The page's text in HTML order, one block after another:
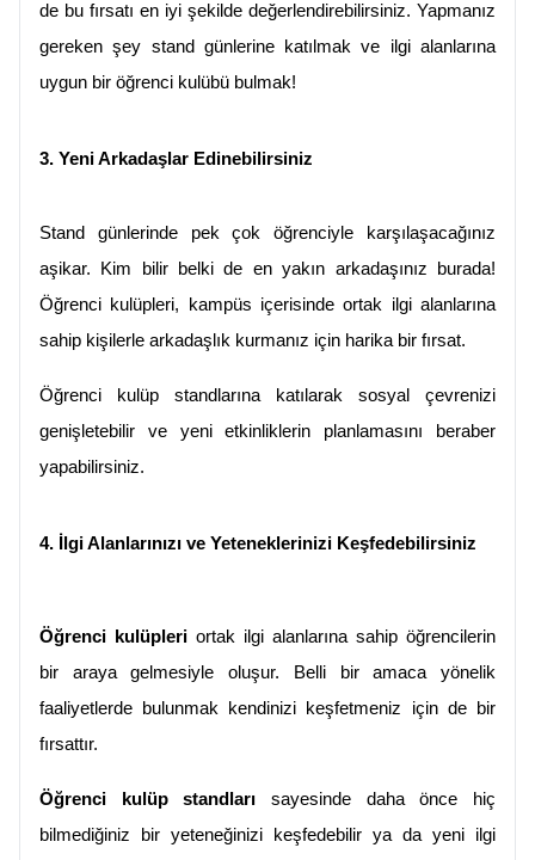
de bu fırsatı en iyi şekilde değerlendirebilirsiniz. Yapmanız
gereken şey stand günlerine katılmak ve ilgi alanlarına
uygun bir öğrenci kulübü bulmak!
3. Yeni Arkadaşlar Edinebilirsiniz
Stand günlerinde pek çok öğrenciyle karşılaşacağınız
aşikar. Kim bilir belki de en yakın arkadaşınız burada!
Öğrenci kulüpleri, kampüs içerisinde ortak ilgi alanlarına
sahip kişilerle arkadaşlık kurmanız için harika bir fırsat.
Öğrenci kulüp standlarına katılarak sosyal çevrenizi
genişletebilir ve yeni etkinliklerin planlamasını beraber
yapabilirsiniz.
4. İlgi Alanlarınızı ve Yeteneklerinizi Keşfedebilirsiniz
Öğrenci kulüpleri ortak ilgi alanlarına sahip öğrencilerin
bir araya gelmesiyle oluşur. Belli bir amaca yönelik
faaliyetlerde bulunmak kendinizi keşfetmeniz için de bir
fırsattır.
Öğrenci kulüp standları sayesinde daha önce hiç
bilmediğiniz bir yeteneğinizi keşfedebilir ya da yeni ilgi